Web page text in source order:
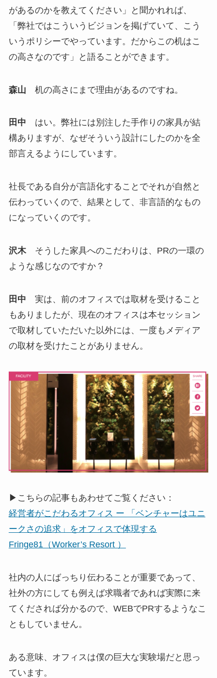
があるのかを教えてください」と聞かれれば、
「弊社ではこういうビジョンを掲げていて、こう
いうポリシーでやっています。だからこの机はこ
の高さなのです」と語ることができます。
森山 机の高さにまで理由があるのですね。
田中 はい。弊社には別注した手作りの家具が結
構ありますが、なぜそういう設計にしたのかを全
部言えるようにしています。
社長である自分が言語化することでそれが自然と
伝わっていくので、結果として、非言語的なもの
になっていくのです。
沢木そうした家具へのこだわりは、PRの一環の
ような感じなのですか？
田中 実は、前のオフィスでは取材を受けること
もありましたが、現在のオフィスは本セッション
で取材していただいた以外には、一度もメディア
の取材を受けたことがありません。
▶こちらの記事もあわせてご覧ください：
経営者がこだわるオフィス ー 「ベンチャーはユニ
ークさの追求」をオフィスで体現する
Fringe81（Worker’s Resort ）
社内の人にばっちり伝わることが重要であって、
社外の方にしても例えば求職者であれば実際に来
てくだされば分かるので、WEBでPRするようなこ
ともしていません。
ある意味、オフィスは僕の巨大な実験場だと思っ
ています。